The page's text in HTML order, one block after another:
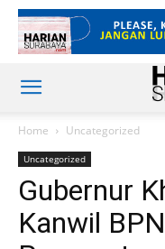
Home Uncategorized
Uncategorized
Gubernur
Kanwil